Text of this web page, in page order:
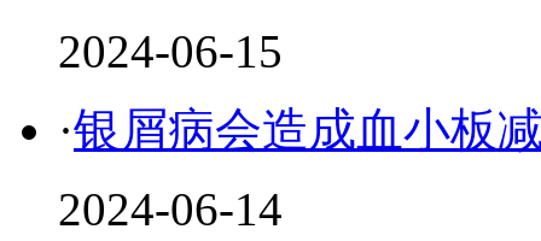
2024-06-15
·银屑病会造成血小板
2024-06-14